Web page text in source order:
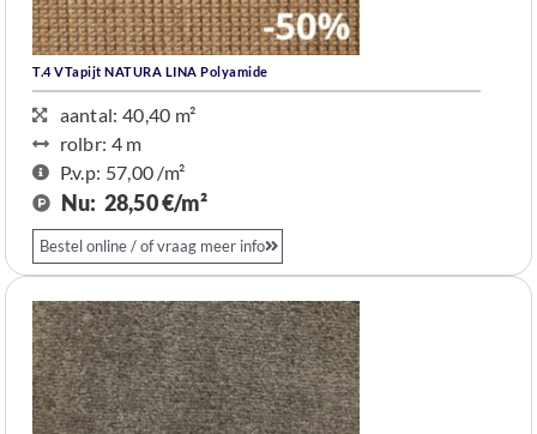
T.4 VTapijt NATURA LINA Polyamide
aantal: 40,40 m²
rolbr: 4 m​
P.v.p: 57,00 /m²
Nu: 28,50 €/m²
Bestel online / of vraag meer info